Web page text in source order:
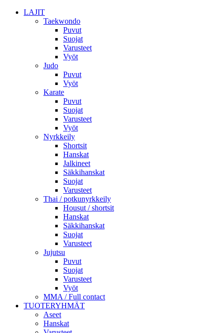
LAJIT
Taekwondo
Puvut
Suojat
Varusteet
Vyöt
Judo
Puvut
Vyöt
Karate
Puvut
Suojat
Varusteet
Vyöt
Nyrkkeily
Shortsit
Hanskat
Jalkineet
Säkkihanskat
Suojat
Varusteet
Thai / potkunyrkkeily
Housut / shortsit
Hanskat
Säkkihanskat
Suojat
Varusteet
Jujutsu
Puvut
Suojat
Varusteet
Vyöt
MMA / Full contact
TUOTERYHMÄT
Aseet
Hanskat